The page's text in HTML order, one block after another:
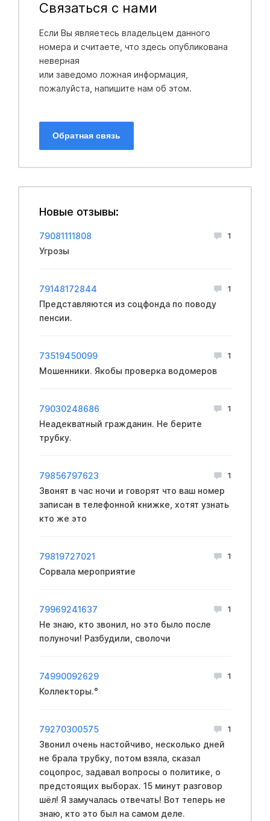
Связаться с нами
Если Вы являетесь владельцем данного
номера и считаете, что здесь опубликована
неверная
или заведомо ложная информация,
пожалуйста, напишите нам об этом.
Обратная связь
Новые отзывы:
79081111808 1
Угрозы
79148172844 1
Представляются из соцфонда по поводу
пенсии.
73519450099 1
Мошенники. Якобы проверка водомеров
79030248686 1
Неадекватный гражданин. Не берите
трубку.
79856797623 1
Звонят в час ночи и говорят что ваш номер
записан в телефонной книжке, хотят узнать
кто же это
79819727021 1
Сорвала мероприятие
79969241637 1
Не знаю, кто звонил, но это было после
полуночи! Разбудили, сволочи
74990092629 1
Коллекторы.°
79270300575 1
Звонил очень настойчиво, несколько дней
не брала трубку, потом взяла, сказал
соцопрос, задавал вопросы о политике, о
предстоящих выборах. 15 минут разговор
шёл! Я замучалась отвечать! Вот теперь не
знаю, кто это был на самом деле.